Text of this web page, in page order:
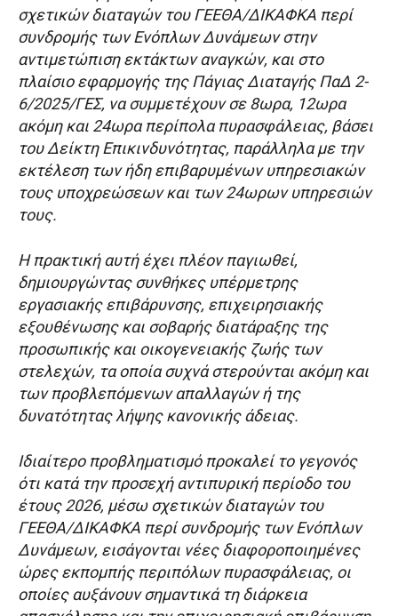
σχετικών διαταγών του ΓΕΕΘΑ/ΔΙΚΑΦΚΑ περί
συνδρομής των Ενόπλων Δυνάμεων στην
αντιμετώπιση εκτάκτων αναγκών, και στο
πλαίσιο εφαρμογής της Πάγιας Διαταγής ΠαΔ 2-
6/2025/ΓΕΣ, να συμμετέχουν σε 8ωρα, 12ωρα
ακόμη και 24ωρα περίπολα πυρασφάλειας, βάσει
του Δείκτη Επικινδυνότητας, παράλληλα με την
εκτέλεση των ήδη επιβαρυμένων υπηρεσιακών
τους υποχρεώσεων και των 24ωρων υπηρεσιών
τους.
Η πρακτική αυτή έχει πλέον παγιωθεί,
δημιουργώντας συνθήκες υπέρμετρης
εργασιακής επιβάρυνσης, επιχειρησιακής
εξουθένωσης και σοβαρής διατάραξης της
προσωπικής και οικογενειακής ζωής των
στελεχών, τα οποία συχνά στερούνται ακόμη και
των προβλεπόμενων απαλλαγών ή της
δυνατότητας λήψης κανονικής άδειας.
Ιδιαίτερο προβληματισμό προκαλεί το γεγονός
ότι κατά την προσεχή αντιπυρική περίοδο του
έτους 2026, μέσω σχετικών διαταγών του
ΓΕΕΘΑ/ΔΙΚΑΦΚΑ περί συνδρομής των Ενόπλων
Δυνάμεων, εισάγονται νέες διαφοροποιημένες
ώρες εκπομπής περιπόλων πυρασφάλειας, οι
οποίες αυξάνουν σημαντικά τη διάρκεια